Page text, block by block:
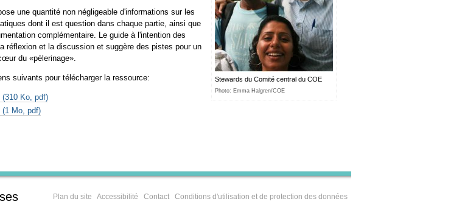
Stewards du Comité central du COE
Photo: Emma Halgren/COE
une quantité non négligeable d'informations sur les
dont il est question dans chaque partie, ainsi que
complémentaire. Le guide à l'intention des
réflexion et la discussion et suggère des pistes pour un
du «pèlerinage».
suivants pour télécharger la ressource:
(310 Ko, pdf)
(1 Mo, pdf)
Plan du site Accessibilité Contact Conditions d'utilisation et de protection des données